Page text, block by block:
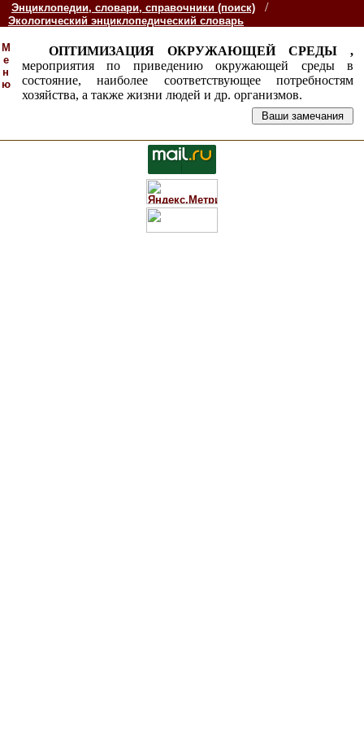
Энциклопедии, словари, справочники (поиск) /
Экологический энциклопедический словарь
М
е
н
ю
ОПТИМИЗАЦИЯ ОКРУЖАЮЩЕЙ СРЕДЫ ,
мероприятия по приведению окружающей среды в
состояние, наиболее соответствующее потребностям
хозяйства, а также жизни людей и др. организмов.